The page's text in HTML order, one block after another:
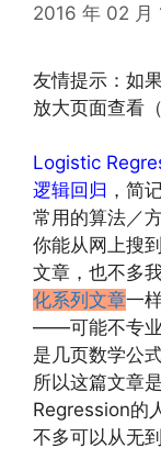
2016 年 02 月
友情提示：如
放大页面查看
Logistic
逻辑回归 ，简
常用的算法／
你能从网上搜
文章，也不多
化系列文章一
——可能不专业
是几页数学公
所以这篇文章
Regression的
不多可以从无